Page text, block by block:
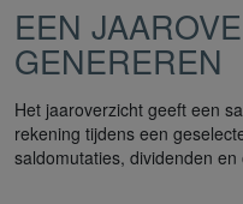
EEN
GENEREREN
Het jaaroverzicht geeft een
rekening tijdens een
saldomutaties, dividenden